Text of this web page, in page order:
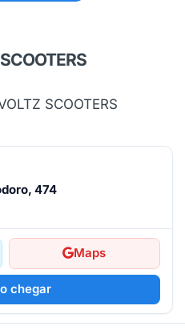
SCOOTERS
474
Maps
chegar